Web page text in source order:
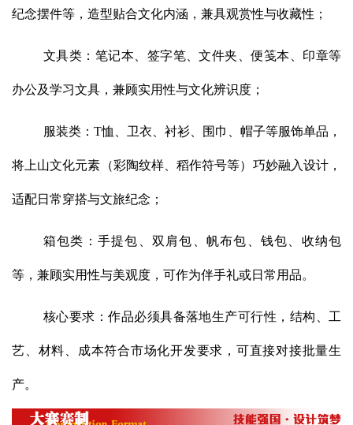
纪念摆件等，造型贴合文化内涵，兼具观赏性与收藏性；
文具类：笔记本、签字笔、文件夹、便笺本、印章等
办公及学习文具，兼顾实用性与文化辨识度；
服装类：T恤、卫衣、衬衫、围巾、帽子等服饰单品，
将上山文化元素（彩陶纹样、稻作符号等）巧妙融入设计，
适配日常穿搭与文旅纪念；
箱包类：手提包、双肩包、帆布包、钱包、收纳包
等，兼顾实用性与美观度，可作为伴手礼或日常用品。
核心要求：作品必须具备落地生产可行性，结构、工
艺、材料、成本符合市场化开发要求，可直接对接批量生
产。